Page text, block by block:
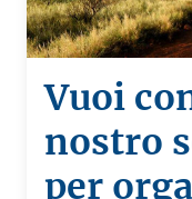
Vuoi
nostro
per